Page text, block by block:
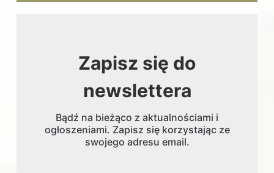
Zapisz się do
newslettera
Bądź na bieżąco z aktualnościami i
ogłoszeniami. Zapisz się korzystając ze
swojego adresu email.